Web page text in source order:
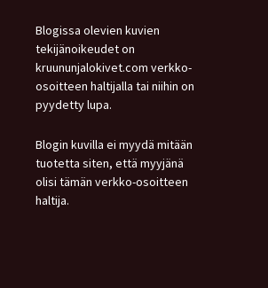
Blogissa olevien kuvien
tekijänoikeudet on
kruununjalokivet.com verkko-
osoitteen haltijalla tai niihin on
pyydetty lupa.
Blogin kuvilla ei myydä mitään
tuotetta siten, että myyjänä
olisi tämän verkko-osoitteen
haltija.